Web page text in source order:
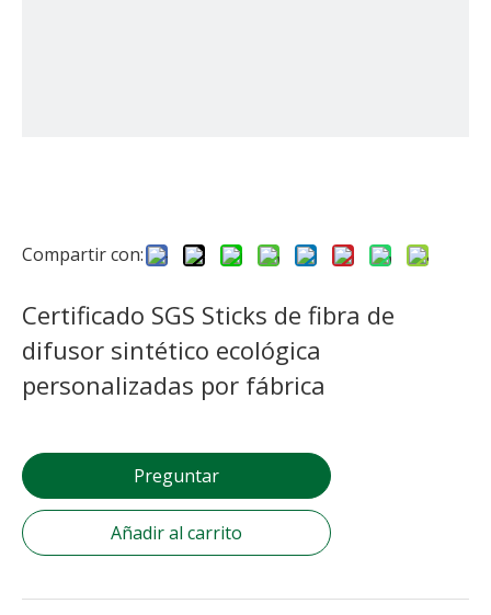
Compartir con:
Certificado SGS Sticks de fibra de
difusor sintético ecológica
personalizadas por fábrica
Preguntar
Añadir al carrito